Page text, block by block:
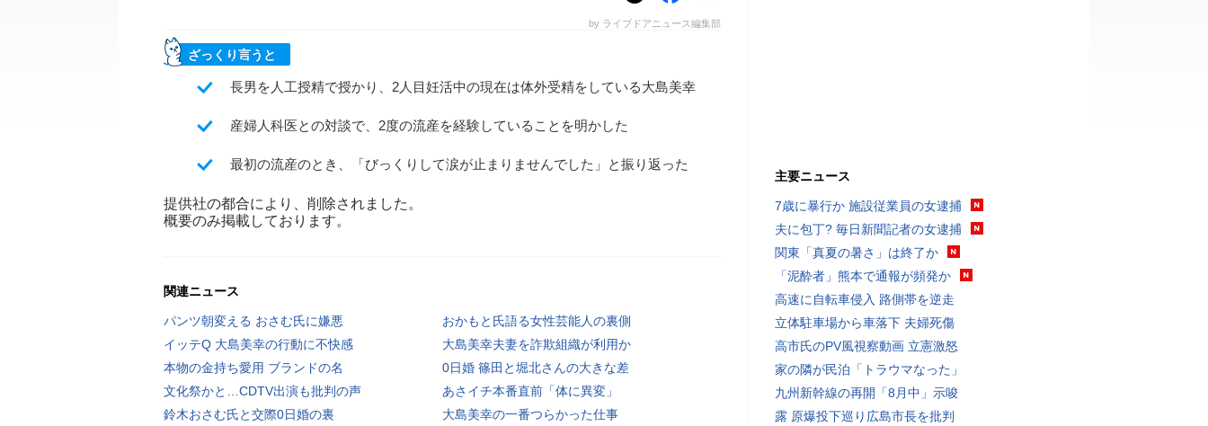
by ライブドアニュース編集部
ざっくり言うと
長男を人工授精で授かり、2人目妊活中の現在は体外受精をしている大島美幸
産婦人科医との対談で、2度の流産を経験していることを明かした
最初の流産のとき、「びっくりして涙が止まりませんでした」と振り返った
提供社の都合により、削除されました。
概要のみ掲載しております。
関連ニュース
パンツ朝変える おさむ氏に嫌悪
おかもと氏語る女性芸能人の裏側
イッテQ 大島美幸の行動に不快感
大島美幸夫妻を詐欺組織が利用か
本物の金持ち愛用 ブランドの名
0日婚 篠田と堀北さんの大きな差
文化祭かと…CDTV出演も批判の声
あさイチ本番直前「体に異変」
鈴木おさむ氏と交際0日婚の裏
大島美幸の一番つらかった仕事
主要ニュース
7歳に暴行か 施設従業員の女逮捕
夫に包丁? 毎日新聞記者の女逮捕
関東「真夏の暑さ」は終了か
「泥酔者」熊本で通報が頻発か
高速に自転車侵入 路側帯を逆走
立体駐車場から車落下 夫婦死傷
高市氏のPV風視察動画 立憲激怒
家の隣が民泊「トラウマなった」
九州新幹線の再開「8月中」示唆
露 原爆投下巡り広島市長を批判